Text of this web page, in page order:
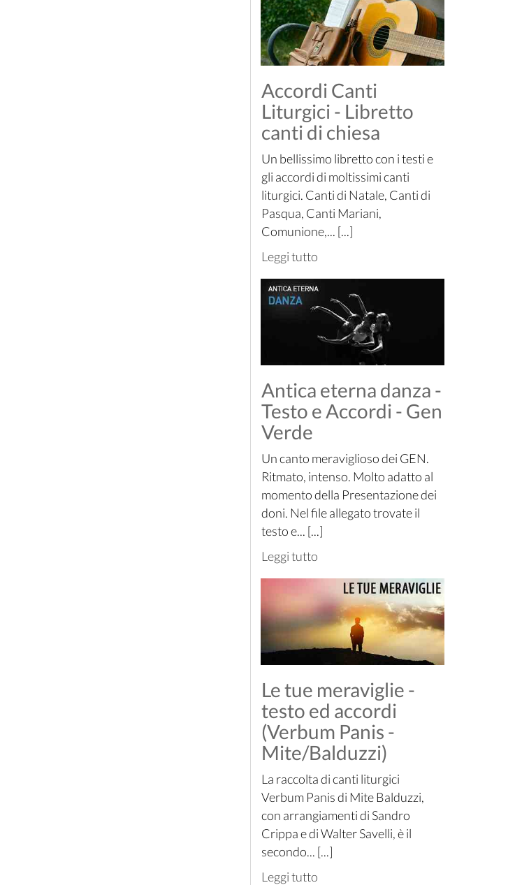
Accordi Canti
Liturgici - Libretto
canti di chiesa
Un bellissimo libretto con i testi e
gli accordi di moltissimi canti
liturgici. Canti di Natale, Canti di
Pasqua, Canti Mariani,
Comunione,... [...]
Leggi tutto
Antica eterna danza -
Testo e Accordi - Gen
Verde
Un canto meraviglioso dei GEN.
Ritmato, intenso. Molto adatto al
momento della Presentazione dei
doni. Nel file allegato trovate il
testo e... [...]
Leggi tutto
Le tue meraviglie -
testo ed accordi
(Verbum Panis -
Mite/Balduzzi)
La raccolta di canti liturgici
Verbum Panis di Mite Balduzzi,
con arrangiamenti di Sandro
Crippa e di Walter Savelli, è il
secondo... [...]
Leggi tutto